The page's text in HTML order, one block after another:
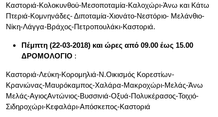
Καστοριά-Κολοκυνθού-Μεσοποταμία-Καλοχώρι-Άνω και Κάτω
Πτεριά-Κομνηνάδες- Διποταμία-Χιονάτο-Νεστόριο- Μελάνθιο-
Νίκη-Λάγγα-Βράχος-Πετροπουλάκι-Καστοριά.
Πέμπτη (22-03-2018) και ώρες από 09.00 έως 15.00
ΔΡΟΜΟΛΟΓΙΟ :
Καστοριά-Λεύκη-Κορομηλιά-Ν.Οικισμός Κορεστίων-
Κρανιώνας-Μαυρόκαμπος-Χαλάρα-Μακροχώρι-Μελάς-Άνω
Μελάς-ΑγιοςΑντώνιος-Βυσσινιά-Οξυά-Πολυκέρασος-Τοιχιό-
Σιδηροχώρι-Κεφαλάρι-Απόσκεπος-Καστοριά